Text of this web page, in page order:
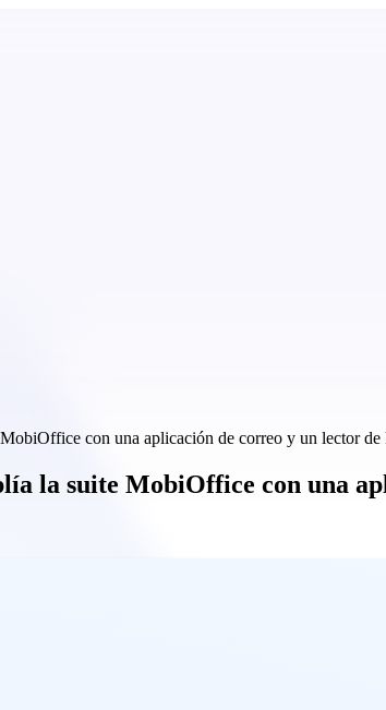
con una aplicación de correo y un lector
la suite MobiOffice con una